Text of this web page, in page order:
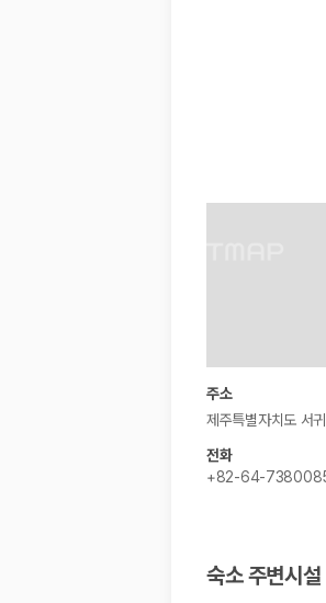
혼자 또는 2인 여행에 적합하며 제주 렌
단체 여행이나 4인 이상 가족 여행에 적
2000만 고객이 선택한 렌트카
카모아는 제주렌트카부터 국내·해외 렌트카까
주소
제주특별자치도 서
전화
+82-64-
숙소 주변시설